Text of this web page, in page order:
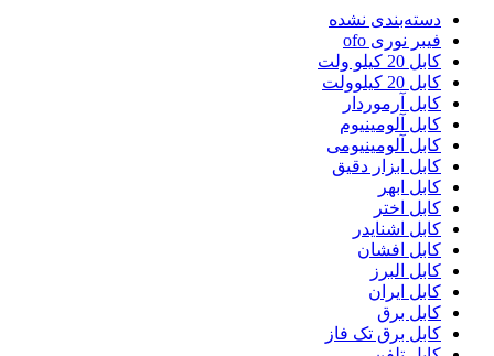
دسته‌بندی نشده
فیبر نوری ofo
کابل 20 کیلو ولت
کابل 20 کیلوولت
کابل آرموردار
کابل آلومینیوم
کابل آلومینیومی
کابل ابزار دقیق
کابل ابهر
کابل اختر
کابل اشنایدر
کابل افشان
کابل البرز
کابل ایران
کابل برق
کابل برق تک فاز